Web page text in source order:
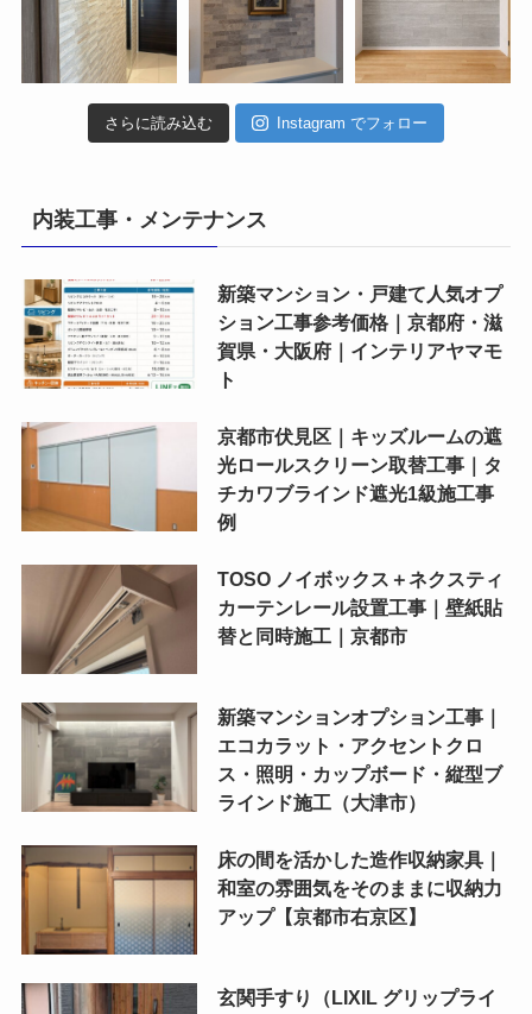
さらに読み込む Instagram でフォロー
内装工事・メンテナンス
新築マンション・戸建て人気オプ
ション工事参考価格｜京都府・滋
賀県・大阪府｜インテリアヤマモ
ト
京都市伏見区｜キッズルームの遮
光ロールスクリーン取替工事｜タ
チカワブラインド遮光1級施工事
例
TOSO ノイボックス＋ネクスティ
カーテンレール設置工事｜壁紙貼
替と同時施工｜京都市
新築マンションオプション工事｜
エコカラット・アクセントクロ
ス・照明・カップボード・縦型ブ
ラインド施工（大津市）
床の間を活かした造作収納家具｜
和室の雰囲気をそのままに収納力
アップ【京都市右京区】
玄関手すり（LIXIL グリップライ